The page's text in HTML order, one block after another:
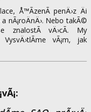
Å™Ã­zenÃ­ penÄ›z Äi
nÃ¡roÄnÄ›. Nebo takÃ©
znalostÃ­ vÄ›cÃ­. My
vÃ¡m, jak